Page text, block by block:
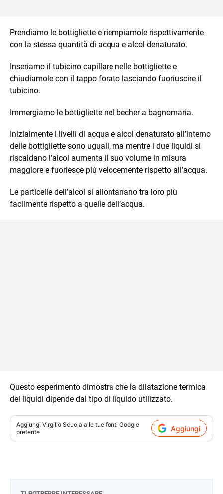
Prendiamo le bottigliette e riempiamole rispettivamente
con la stessa quantità di acqua e alcol denaturato.
Inseriamo il tubicino capillare nelle bottigliette e
chiudiamole con il tappo forato lasciando fuoriuscire il
tubicino.
Immergiamo le bottigliette nel becher a bagnomaria.
Inizialmente i livelli di acqua e alcol denaturato all’interno
delle bottigliette sono uguali, ma mentre i due liquidi si
riscaldano l’alcol aumenta il suo volume in misura
maggiore e fuoriesce più velocemente rispetto all’acqua.
Le particelle dell’alcol si allontanano tra loro più
facilmente rispetto a quelle dell’acqua.
Questo esperimento dimostra che la dilatazione termica
dei liquidi dipende dal tipo di liquido utilizzato.
Aggiungi Virgilio Scuola alle tue fonti Google
preferite
Aggiungi